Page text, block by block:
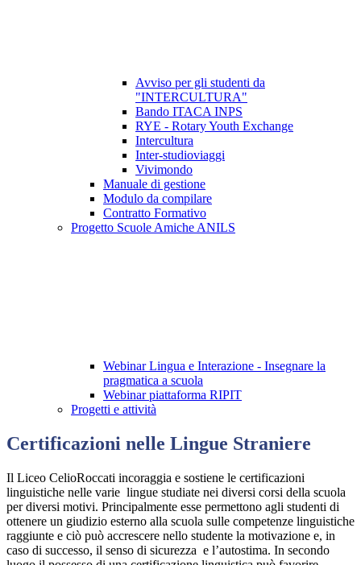
Avviso per gli studenti da
"INTERCULTURA"
Bando ITACA INPS
RYE - Rotary Youth Exchange
Intercultura
Inter-studioviaggi
Vivimondo
Manuale di gestione
Modulo da compilare
Contratto Formativo
Progetto Scuole Amiche ANILS
Webinar Lingua e Interazione - Insegnare la
pragmatica a scuola
Webinar piattaforma RIPIT
Progetti e attività
Certificazioni nelle Lingue Straniere
Il Liceo CelioRoccati incoraggia e sostiene le certificazioni
linguistiche nelle varie lingue studiate nei diversi corsi della scuola
per diversi motivi. Principalmente esse permettono agli studenti di
ottenere un giudizio esterno alla scuola sulle competenze linguistiche
raggiunte e ciò può accrescere nello studente la motivazione e, in
caso di successo, il senso di sicurezza e l’autostima. In secondo